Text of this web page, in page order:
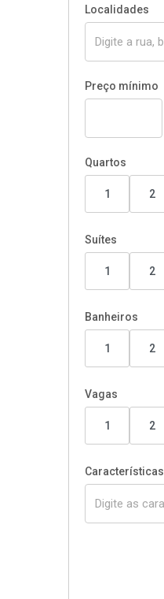
Localidades
Preço mínimo
Quartos
1 2
Suítes
1 2
Banheiros
1 2
Vagas
1 2
Características